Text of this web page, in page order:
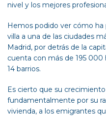
nivel y los mejores
Hemos podido ver cómo ha
villa a una de las ciudades
Madrid, por detrás de la
cuenta con más de 195
14 barrios.
Es cierto que su
fundamentalmente por su
vivienda, a los emigrantes